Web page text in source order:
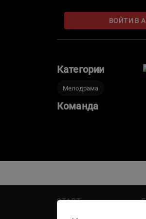
сообщить мужу о своей
его начальницей и тут
ВОЙТИ В
Категории
Мелодрама
Команда
START